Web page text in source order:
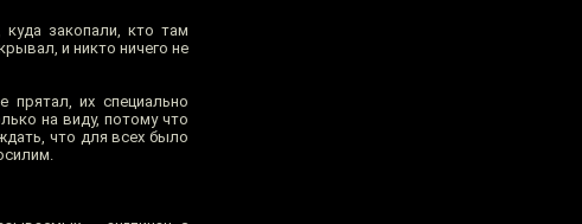
закопали, кто там
и никто ничего не
их специально
на виду, потому что
что для всех было